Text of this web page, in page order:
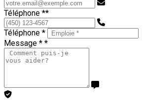
Téléphone **
Téléphone *
Message * *